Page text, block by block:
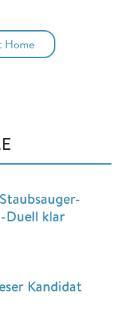
Home
Duell klar
Kandidat